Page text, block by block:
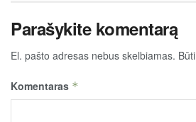
Parašykite komentarą
El. pašto adresas nebus skelbiamas.
Komentaras *